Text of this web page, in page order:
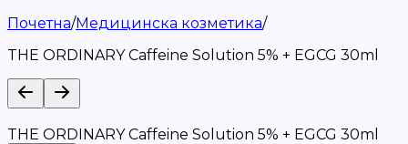
Почетна/Медицинска козметика/
THE ORDINARY Caffeine Solution 5% + EGCG 30ml
THE ORDINARY Caffeine Solution 5% + EGCG 30ml